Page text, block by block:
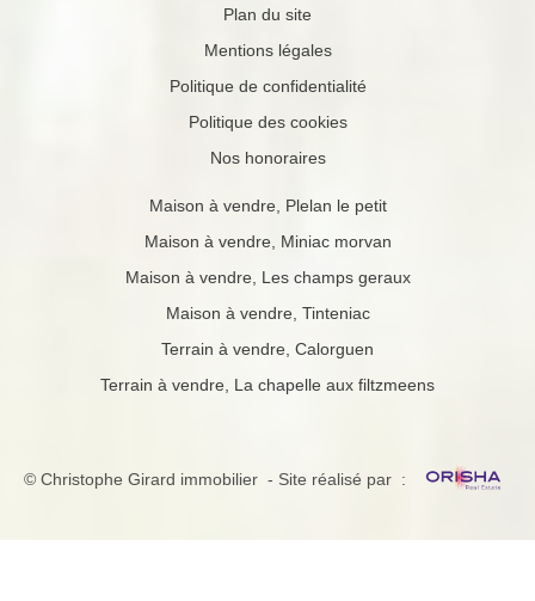
Plan du site
Mentions légales
Politique de confidentialité
Politique des cookies
Nos honoraires
Maison à vendre, Plelan le petit
Maison à vendre, Miniac morvan
Maison à vendre, Les champs geraux
Maison à vendre, Tinteniac
Terrain à vendre, Calorguen
Terrain à vendre, La chapelle aux filtzmeens
© Christophe Girard immobilier - Site réalisé par :